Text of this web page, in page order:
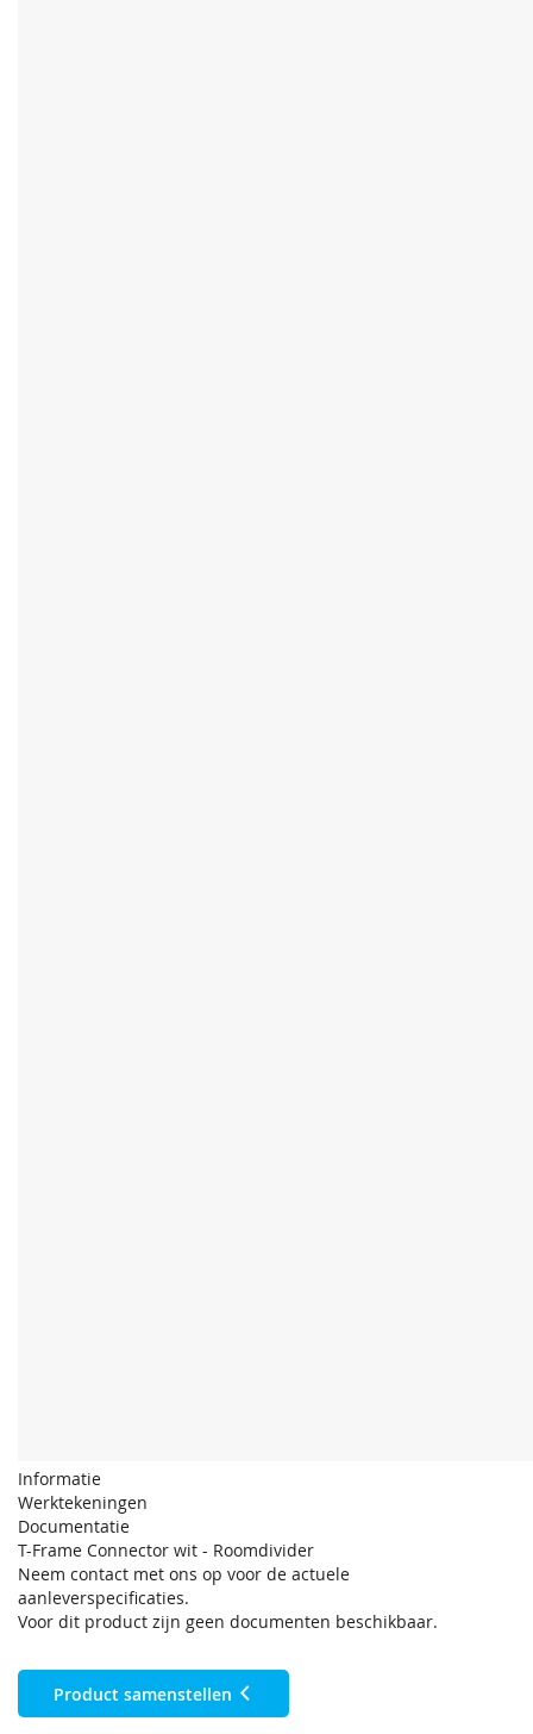
Informatie
Werktekeningen
Documentatie
T-Frame Connector wit - Roomdivider
Neem contact met ons op voor de actuele
aanleverspecificaties.
Voor dit product zijn geen documenten beschikbaar.
Product samenstellen